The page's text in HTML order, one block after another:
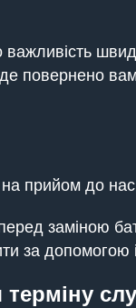
повернено
прийом до
заміною
за допомогою